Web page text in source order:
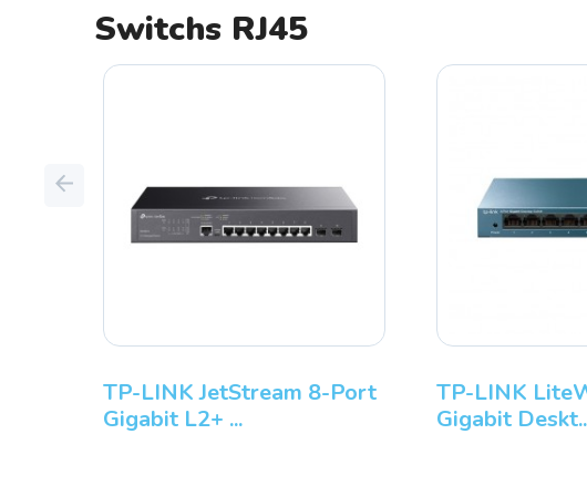
LENOVO ThinkPad P14s
G6 Intel Core Ul...
Switchs RJ45
Switch 8 Ports
10/100/1000 TP LINK R...
TP-LINK JetStream 8-Port
Gigabit L2+ ...
Previous